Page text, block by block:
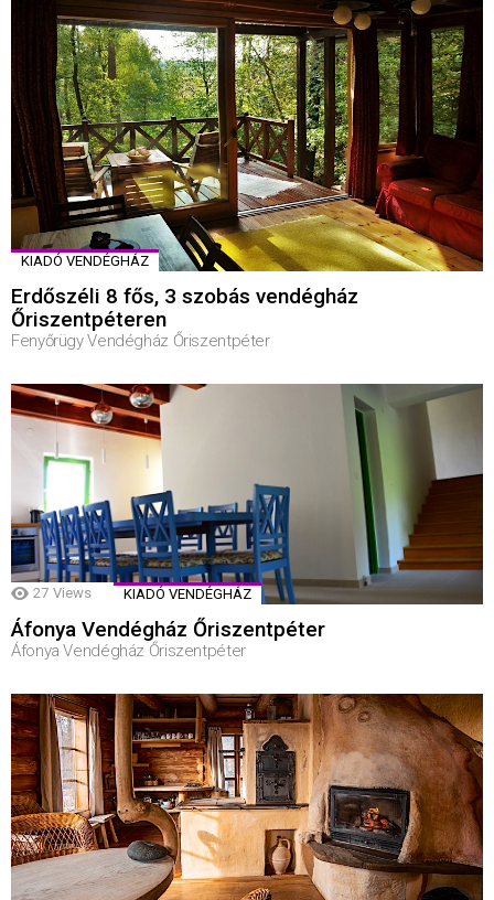
KIADÓ VENDÉGHÁZ
Erdőszéli 8 fős, 3 szobás vendégház
Őriszentpéteren
Fenyőrügy Vendégház Őriszentpéter
27 Views KIADÓ VENDÉGHÁZ
Áfonya Vendégház Őriszentpéter
Áfonya Vendégház Őriszentpéter